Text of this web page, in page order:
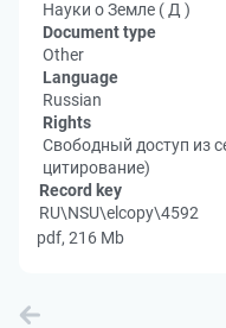
Науки о Земле ( Д )
Document type
Other
Language
Russian
Rights
Свободный доступ из
цитирование)
Record key
RU\NSU\elcopy\4592
pdf, 216 Mb